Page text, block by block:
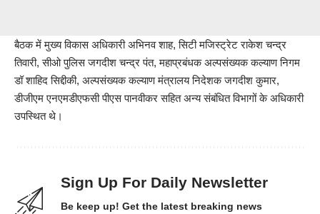
बैठक में मुख्य विकास अधिकारी अभिनव शाह, सिटी मजिस्ट्रेट राकेश चन्द्र
तिवारी, सीओ पुलिस जगदीश चन्द्र पंत, महाप्रबंधक अल्पसंख्यक कल्याण निगम
डॉ शाहिद सिद्दीकी, अल्पसंख्यक कल्याण मंत्रालय निदेशक जगदीश कुमार,
डीजीएम एनएमडीएफसी पीएस पानवीकर सहित अन्य संबंधित विभागों के अधिकारी
उपस्थित थे।
Sign Up For Daily Newsletter
Be keep up! Get the latest breaking news